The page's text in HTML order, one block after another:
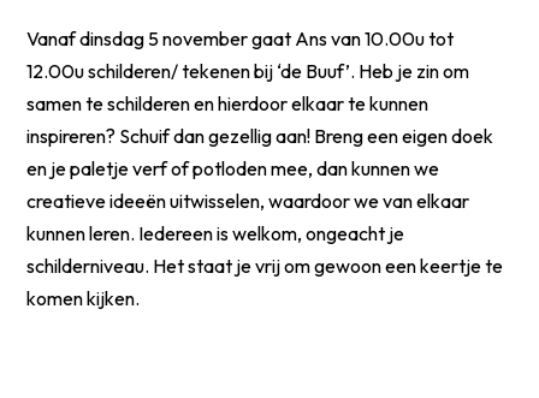
Vanaf dinsdag 5 november gaat Ans van 10.00u tot
12.00u schilderen/ tekenen bij ‘de Buuf’. Heb je zin om
samen te schilderen en hierdoor elkaar te kunnen
inspireren? Schuif dan gezellig aan! Breng een eigen doek
en je paletje verf of potloden mee, dan kunnen we
creatieve ideeën uitwisselen, waardoor we van elkaar
kunnen leren. Iedereen is welkom, ongeacht je
schilderniveau. Het staat je vrij om gewoon een keertje te
komen kijken.